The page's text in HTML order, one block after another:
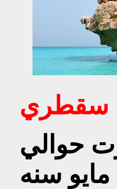
سقطري
حوالي
١٠٠ جندي وذلك بتاريخ ٣ مايو سنه